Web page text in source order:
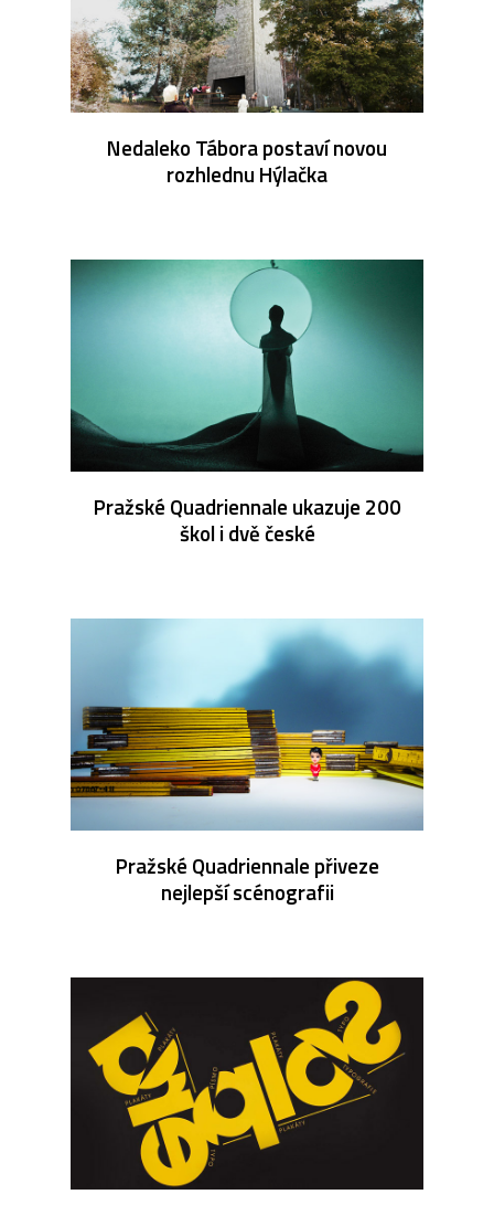
Nedaleko Tábora postaví novou
rozhlednu Hýlačka
Pražské Quadriennale ukazuje 200
škol i dvě české
Pražské Quadriennale přiveze
nejlepší scénografii